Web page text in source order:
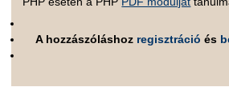
A hozzászóláshoz regisztráció és